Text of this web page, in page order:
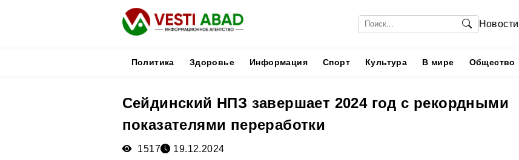
Новости
Политика Здоровье Информация Спорт Культура В мире Общество
Сейдинский НПЗ завершает 2024 год с рекордными
показателями переработки
1517 19.12.2024